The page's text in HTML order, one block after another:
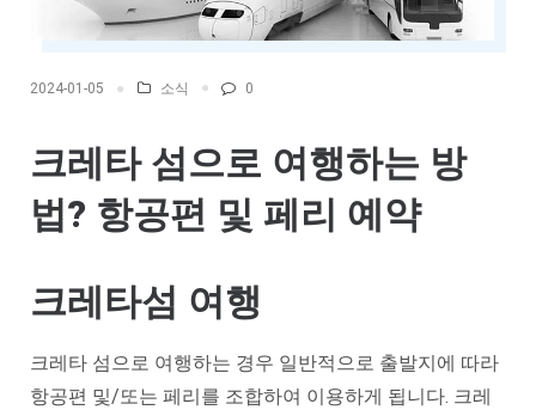
2024-01-05 소식 0
크레타 섬으로 여행하는 방
법? 항공편 및 페리 예약
크레타섬 여행
크레타 섬으로 여행하는 경우 일반적으로 출발지에 따라
항공편 및/또는 페리를 조합하여 이용하게 됩니다. 크레